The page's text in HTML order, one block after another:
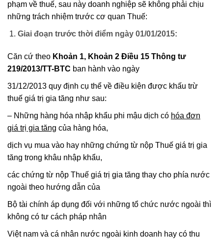
phạm về thuế, sau này doanh nghiệp sẽ không phải chịu
những trách nhiệm trước cơ quan Thuế:
Giai đoạn trước thời điểm ngày 01/01/2015:
Căn cứ theo Khoản 1, Khoản 2 Điều 15 Thông tư
219/2013/TT-BTC ban hành vào ngày
31/12/2013 quy định cụ thể về điều kiện được khấu trừ
thuế giá trị gia tăng như sau:
– Những hàng hóa nhập khẩu phi mậu dịch có hóa đơn
giá trị gia tăng của hàng hóa,
dịch vụ mua vào hay những chứng từ nộp Thuế giá trị gia
tăng trong khâu nhập khẩu,
các chứng từ nộp Thuế giá trị gia tăng thay cho phía nước
ngoài theo hướng dẫn của
Bộ tài chính áp dụng đối với những tổ chức nước ngoài thì
không có tư cách pháp nhân
Việt nam và cá nhân nước ngoài kinh doanh hay có thu